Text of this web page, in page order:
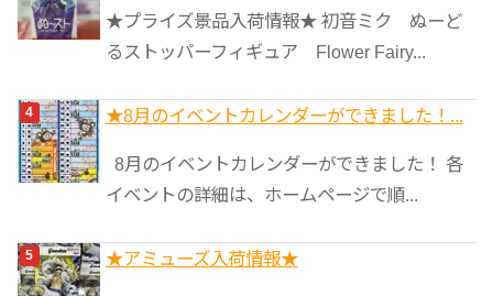
★プライズ景品入荷情報★ 初音ミク ぬーど
るストッパーフィギュア Flower Fairy...
★8月のイベントカレンダーができました！...
8月のイベントカレンダーができました！ 各
イベントの詳細は、ホームページで順...
★アミューズ入荷情報★